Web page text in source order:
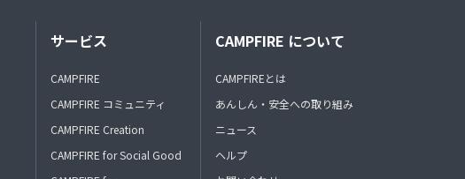
サービス
CAMPFIRE
CAMPFIRE コミュニティ
CAMPFIRE Creation
CAMPFIRE for Social Good
CAMPFIRE について
CAMPFIREとは
あんしん・安全への取り組み
ニュース
ヘルプ